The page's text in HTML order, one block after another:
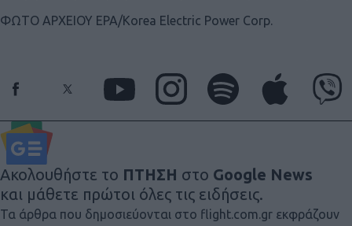
ΦΩΤΟ ΑΡΧΕΙΟΥ EPA/Korea Electric Power Corp.
Ακολουθήστε το ΠΤΗΣΗ στο Google News
και μάθετε πρώτοι όλες τις ειδήσεις.
Τα άρθρα που δημοσιεύονται στο flight.com.gr εκφράζουν